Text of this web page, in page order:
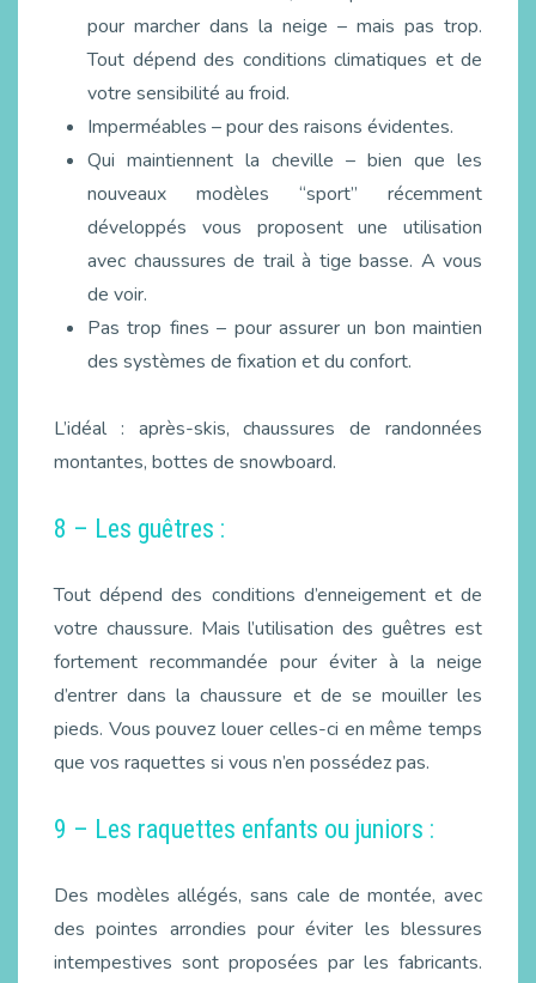
pour marcher dans la neige – mais pas trop.
Tout dépend des conditions climatiques et de
votre sensibilité au froid.
Imperméables – pour des raisons évidentes.
Qui maintiennent la cheville – bien que les
nouveaux modèles “sport” récemment
développés vous proposent une utilisation
avec chaussures de trail à tige basse. A vous
de voir.
Pas trop fines – pour assurer un bon maintien
des systèmes de fixation et du confort.
L’idéal : après-skis, chaussures de randonnées
montantes, bottes de snowboard.
8 – Les guêtres :
Tout dépend des conditions d’enneigement et de
votre chaussure. Mais l’utilisation des guêtres est
fortement recommandée pour éviter à la neige
d’entrer dans la chaussure et de se mouiller les
pieds. Vous pouvez louer celles-ci en même temps
que vos raquettes si vous n’en possédez pas.
9 – Les raquettes enfants ou juniors :
Des modèles allégés, sans cale de montée, avec
des pointes arrondies pour éviter les blessures
intempestives sont proposées par les fabricants.